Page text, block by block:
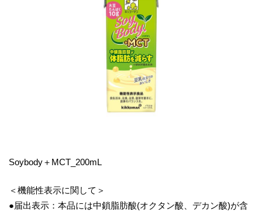
Soybody＋MCT_200mL
＜機能性表示に関して＞
●届出表示：本品には中鎖脂肪酸(オクタン酸、デカン酸)が含